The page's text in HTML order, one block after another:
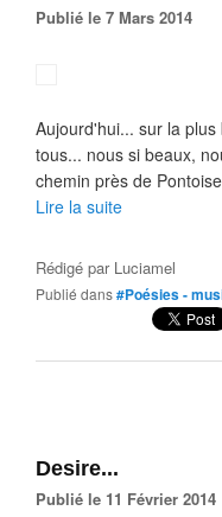
Publié le 7 Mars 2014
Aujourd'hui... sur la
tous... nous si beaux,
chemin près de
Lire la suite
Rédigé par Luciamel
Publié dans#Poésies -
Desire...
Publié le 11 Février 2014